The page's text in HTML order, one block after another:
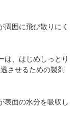
周囲に飛び散りにく
は、はじめしっとり
させるための製剤
表面の水分を吸収し